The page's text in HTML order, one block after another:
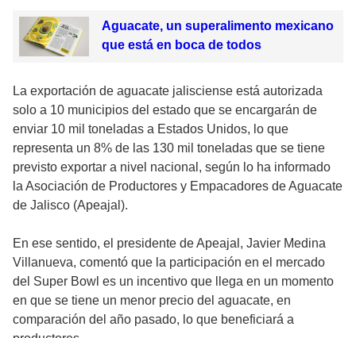
Aguacate, un superalimento mexicano
que está en boca de todos
La exportación de aguacate jalisciense está autorizada
solo a 10 municipios del estado que se encargarán de
enviar 10 mil toneladas a Estados Unidos, lo que
representa un 8% de las 130 mil toneladas que se tiene
previsto exportar a nivel nacional, según lo ha informado
la Asociación de Productores y Empacadores de Aguacate
de Jalisco (Apeajal).
En ese sentido, el presidente de Apeajal, Javier Medina
Villanueva, comentó que la participación en el mercado
del Super Bowl es un incentivo que llega en un momento
en que se tiene un menor precio del aguacate, en
comparación del año pasado, lo que beneficiará a